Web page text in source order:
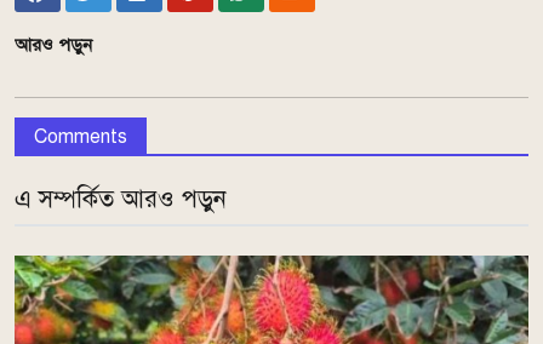
আরও পড়ুন
Comments
এ সম্পর্কিত আরও পড়ুন